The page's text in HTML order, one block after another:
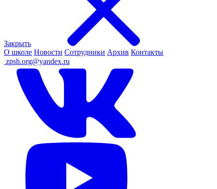
Закрыть
О школе Новости Сотрудники Архив Контакты
zpsh.org@yandex.ru